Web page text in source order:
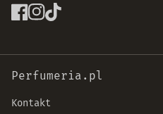
Perfumeria.pl
Kontakt